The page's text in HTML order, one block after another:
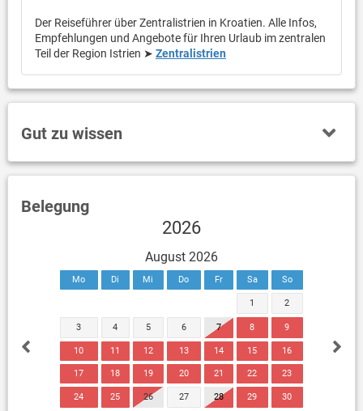
Der Reiseführer über Zentralistrien in Kroatien. Alle Infos,
Empfehlungen und Angebote für Ihren Urlaub im zentralen
Teil der Region Istrien ➤ Zentralistrien
Gut zu wissen
Belegung
2026
August 2026
Mo Di Mi Do Fr Sa So
1 2
3 4 5 6 7 8 9
10 11 12 13 14 15 16
17 18 19 20 21 22 23
24 25 26 27 28 29 30